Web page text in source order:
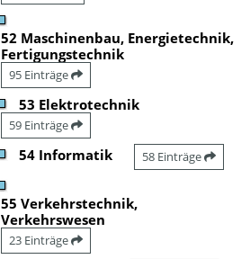
52 Maschinenbau, Energietechnik,
Fertigungstechnik
95 Einträge
53 Elektrotechnik
59 Einträge
54 Informatik 58 Einträge
55 Verkehrstechnik,
Verkehrswesen
23 Einträge